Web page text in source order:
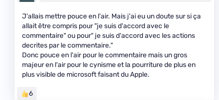
J'allais mettre pouce en l'air. Mais j'ai eu un doute sur si ça
allait être compris pour "je suis d'accord avec le
commentaire" ou pour" je suis d'accord avec les actions
decrites par le commentaire."
Donc pouce en l'air pour le commentaire mais un gros
majeur en l'air pour le cynisme et la pourriture de plus en
plus visible de microsoft faisant du Apple.
6